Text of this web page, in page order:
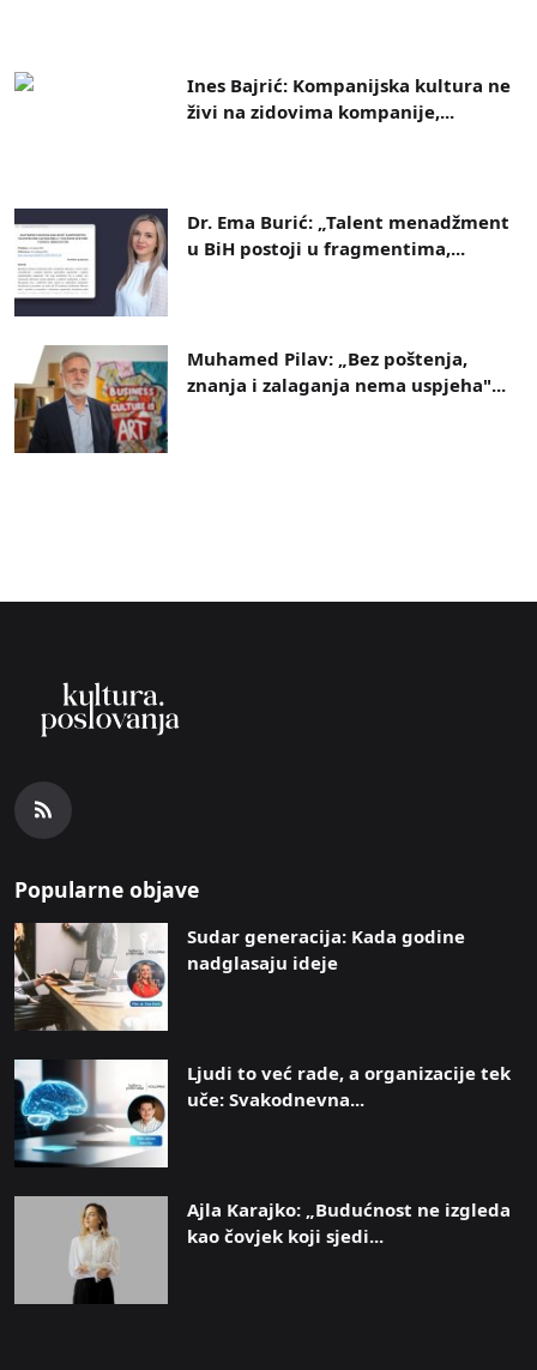
Ines Bajrić: Kompanijska kultura ne
živi na zidovima kompanije,...
Dr. Ema Burić: „Talent menadžment
u BiH postoji u fragmentima,...
Muhamed Pilav: „Bez poštenja,
znanja i zalaganja nema uspjeha"...
Popularne objave
Sudar generacija: Kada godine
nadglasaju ideje
Ljudi to već rade, a organizacije tek
uče: Svakodnevna...
Ajla Karajko: „Budućnost ne izgleda
kao čovjek koji sjedi...